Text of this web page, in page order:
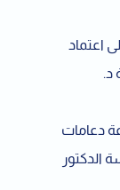
اعتماد
د.
دعامات